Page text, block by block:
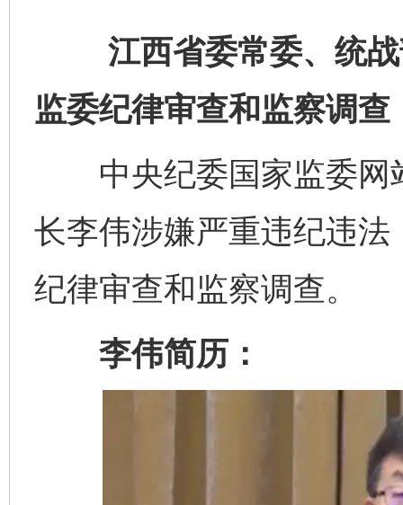
江西省委常委、统战
监委纪律审查和监察调查
中央纪委国家监委网
长李伟涉嫌严重违纪违
纪律审查和监察调查。
李伟简历：